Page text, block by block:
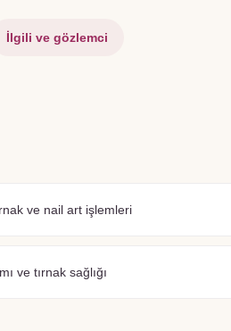
İlgili ve gözlemci
ve nail art işlemleri
ve tırnak sağlığı